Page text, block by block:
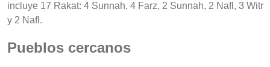
incluye 17 Rakat: 4 Sunnah, 4 Farz, 2 Sunnah, 2 Nafl, 3 Witr
y 2 Nafl.
Pueblos cercanos